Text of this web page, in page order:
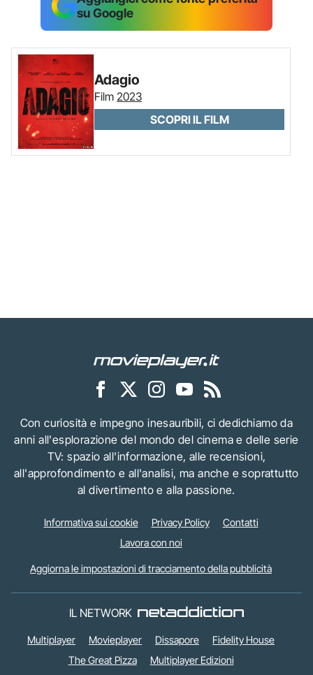
su Google
Adagio
Film 2023
SCOPRI IL FILM
Con curiosità e impegno inesauribili, ci dedichiamo da
anni all'esplorazione del mondo del cinema e delle serie
TV: spazio all'informazione, alle recensioni,
all'approfondimento e all'analisi, ma anche e soprattutto
al divertimento e alla passione.
Informativa sui cookie Privacy Policy
Contatti
Lavora con noi
Aggiorna le impostazioni di tracciamento della pubblicità
IL NETWORK
Multiplayer Movieplayer Dissapore
Fidelity House
The Great Pizza
Multiplayer Edizioni